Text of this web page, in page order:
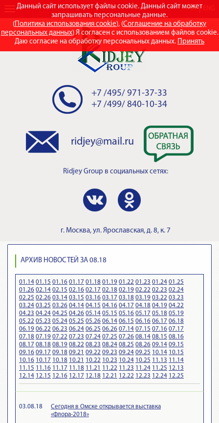
Данный сайт использует файлы cookie. Данный сайт может
запрашивать персональные данные.
(Политика использования cookie), (Соглашение на обработку
персональных данных) Я согласен с использованием файлов cookie.
Даю согласие на обработку персональных данных. Принять
RUS
+7 /495/ 971-37-33
+7 /499/ 840-10-34
ridjey@mail.ru
Ridjey Group в социальных сетях:
г. Москва, ул. Ярославская, д. 8, к. 7
АРХИВ НОВОСТЕЙ ЗА 08.18
01.14 01.15 01.16 01.17 01.18 01.19 01.22 01.23 01.24 01.25
01.26 02.14 02.15 02.16 02.17 02.18 02.19 02.22 02.23 02.24
02.25 02.26 03.14 03.15 03.16 03.17 03.18 03.19 03.22 03.23
03.24 03.25 03.26 04.14 04.15 04.16 04.17 04.18 04.19 04.22
04.23 04.24 04.25 04.26 05.14 05.15 05.16 05.17 05.18 05.19
05.22 05.23 05.24 05.25 05.26 06.14 06.15 06.16 06.17 06.18
06.19 06.22 06.23 06.24 06.25 06.26 07.14 07.15 07.16 07.17
07.18 07.19 07.22 07.23 07.24 07.25 07.26 08.14 08.15 08.16
08.17 08.18 08.19 08.22 08.23 08.24 08.25 08.26 09.14 09.15
09.16 09.17 09.18 09.21 09.22 09.23 09.24 09.25 10.14 10.15
10.16 10.17 10.18 10.21 10.22 10.23 10.24 10.25 11.13 11.14
11.15 11.16 11.17 11.18 11.21 11.22 11.23 11.24 11.25 12.13
12.14 12.15 12.16 12.17 12.18 12.21 12.22 12.23 12.24 12.25
03.08.18
Сегодня в Омске открывается выставка
«Флора-2018»